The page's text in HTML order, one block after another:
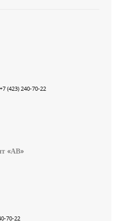
+7 (423) 240-70-22
«АВ»
70-22